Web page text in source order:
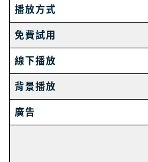
播放方式
免費試用
線下播放
背景播放
廣告